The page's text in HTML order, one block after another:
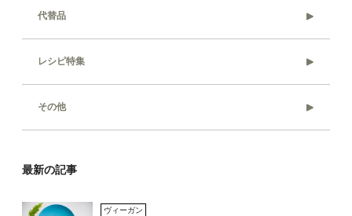
代替品
レシピ特集
その他
最新の記事
ヴィーガン